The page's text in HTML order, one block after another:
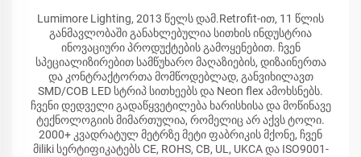
Lumimore Lighting, 2013 წელს დამ.Retrofit-ით, 11 წლის
განმავლობაში განახლებულია სითხის ინდუსტრია
ინოვაციური პროდუქტების გამოყენებით. ჩვენ
სპეციალიზირებით სამწუხარო მაღაზიების, დიზაინერთა
და კონტრაქტორთა მომწოდებლად, განვიხილავთ
SMD/COB LED სტრიპ სითხეებს და Neon flex ამოხსნებს.
ჩვენი დედველი გადაწყვეტილება ხარისხისა და მოწინავე
ტექნოლოგიის მიმართულია, რომელიც არ აქვს ტოლი.
2000+ კვადრატულ მეტრზე მეტი ფაბრიკის მქონე, ჩვენ
მiliki სერტიფიკატებს CE, ROHS, CB, UL, UKCA და ISO9001-